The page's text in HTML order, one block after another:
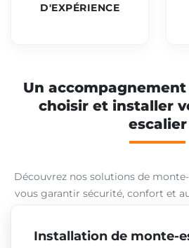
D'EXPÉRIENCE
Un
choisir et installer
escalier
Découvrez nos solutions de
vous garantir sécurité, confort et
Installation de monte-